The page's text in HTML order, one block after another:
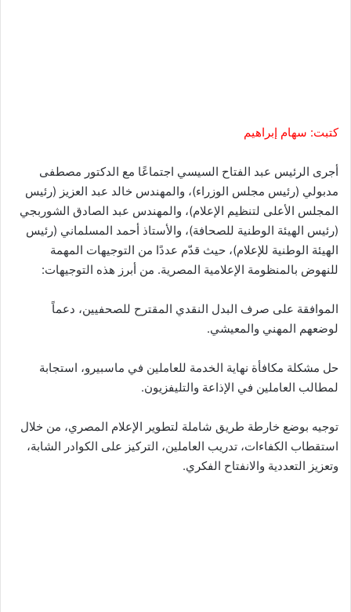
كتبت: سهام إبراهيم
أجرى الرئيس عبد الفتاح السيسي اجتماعًا مع الدكتور مصطفى
مدبولي (رئيس مجلس الوزراء)، والمهندس خالد عبد العزيز (رئيس
المجلس الأعلى لتنظيم الإعلام)، والمهندس عبد الصادق الشوربجي
(رئيس الهيئة الوطنية للصحافة)، والأستاذ أحمد المسلماني (رئيس
الهيئة الوطنية للإعلام)، حيث قدّم عددًا من التوجيهات المهمة
للنهوض بالمنظومة الإعلامية المصرية. من أبرز هذه التوجيهات:
الموافقة على صرف البدل النقدي المقترح للصحفيين، دعماً
لوضعهم المهني والمعيشي.
حل مشكلة مكافأة نهاية الخدمة للعاملين في ماسبيرو، استجابة
لمطالب العاملين في الإذاعة والتليفزيون.
توجيه بوضع خارطة طريق شاملة لتطوير الإعلام المصري، من خلال
استقطاب الكفاءات، تدريب العاملين، التركيز على الكوادر الشابة،
وتعزيز التعددية والانفتاح الفكري.